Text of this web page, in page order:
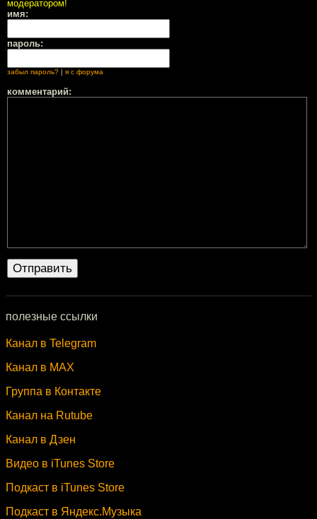
модератором!
имя:
пароль:
забыл пароль? я с форума
комментарий:
полезные ссылки
Канал в Telegram
Канал в MAX
Группа в Контакте
Канал на Rutube
Канал в Дзен
Видео в iTunes Store
Подкаст в iTunes Store
Подкаст в Яндекс.Музыка